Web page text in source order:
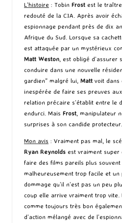
L’histoire : Tobin Frost est le
redouté de la CIA. Après avoir
espionnage pendant près de dix
Afrique du Sud. Lorsque sa
est attaquée par un mystérieux
Matt Weston, est obligé d’assurer
conduire dans une nouvelle
gardien” malgré lui, Matt voit dans
inespérée de faire ses preuves
relation précaire s’établit entre le
endurci. Mais Frost, manipulateur
surprises à son candide
Mon avis : Vraiment pas mal, le
Ryan Reynolds est vraiment
faire des films pareils plus
malheureusement trop facile et un
dommage qu’il n’est pas un peu
coup elle arrive vraiment trop vite.
comme toujours très bon
d’action mélangé avec de